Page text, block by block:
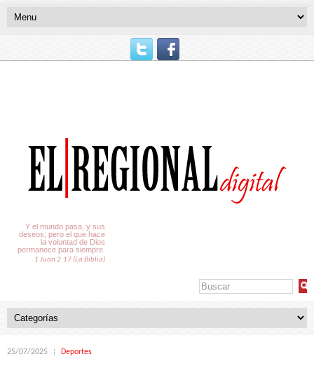
Y el mundo pasa, y sus
deseos; pero el que hace
la voluntad de Dios
permanece para siempre.
1 Juan 2:17 (La Biblia)
25/07/2025 Deportes